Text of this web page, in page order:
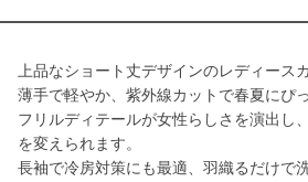
上品なショート丈デザインのレディース
薄手で軽やか、紫外線カットで春夏にぴっ
フリルディテールが女性らしさを演出し
を変えられます。
長袖で冷房対策にも最適、羽織るだけで